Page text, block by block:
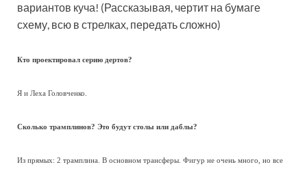
вариантов куча! (Рассказывая, чертит на бумаге
схему, всю в стрелках, передать сложно)
Кто проектировал серию дертов?
Я и Леха Головченко.
Сколько трамплинов? Это будут столы или даблы?
Из прямых: 2 трамплина. В основном трансферы. Фигур не очень много, но все